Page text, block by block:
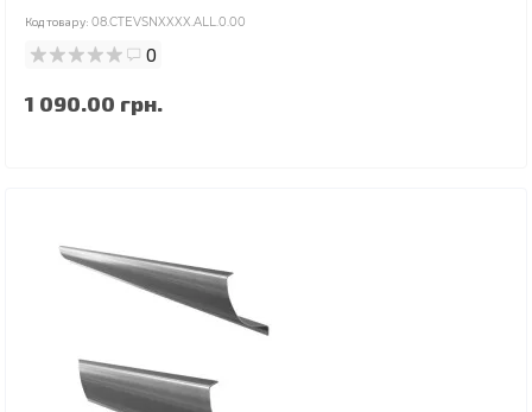
Код товару: 08.CTEVSNXXXX.ALL.0.00
0
1 090.00 грн.